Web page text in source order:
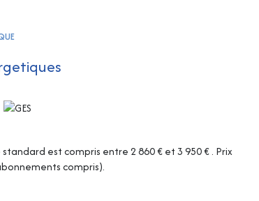
est compris entre 2 860 € et 3 950 € . Prix
compris).